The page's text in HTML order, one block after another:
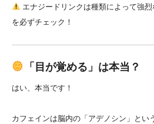
エナジードリンクは種類によって強
を必ずチェック！
「目が覚める」は本当？
はい、本当です！
カフェインは脳内の「アデノシン」とい